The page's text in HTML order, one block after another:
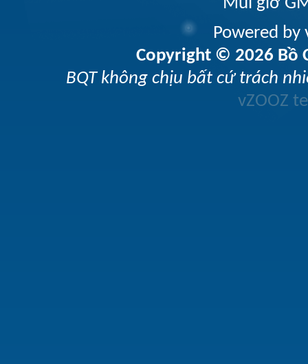
Múi giờ
Powered
Copyright © 2026 Bồ
BQT không chịu bất cứ trách
vZOOZ